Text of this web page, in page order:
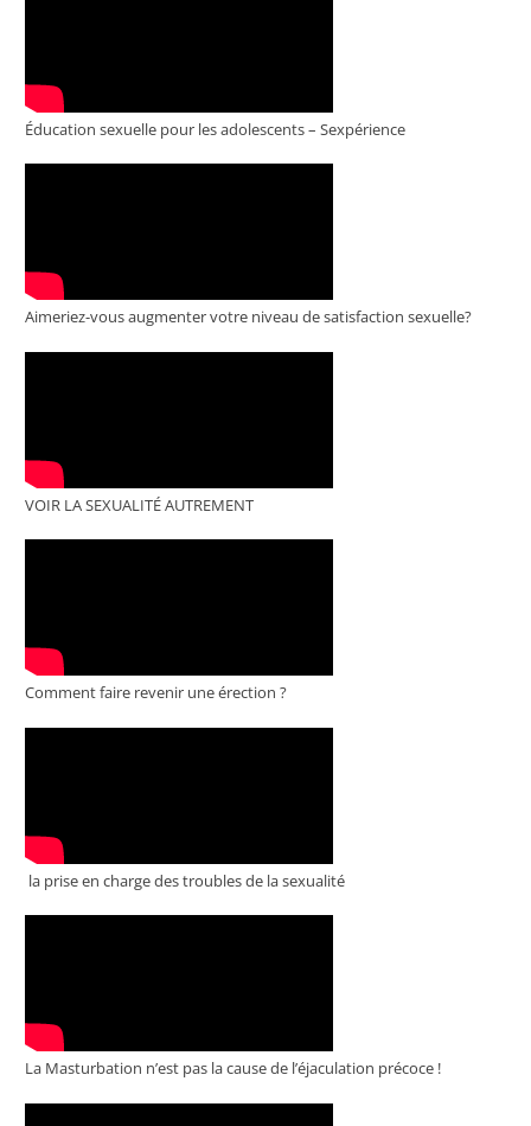
Éducation sexuelle pour les adolescents – Sexpérience
Aimeriez-vous augmenter votre niveau de satisfaction sexuelle?
VOIR LA SEXUALITÉ AUTREMENT
Comment faire revenir une érection ?
la prise en charge des troubles de la sexualité
La Masturbation n’est pas la cause de l’éjaculation précoce !